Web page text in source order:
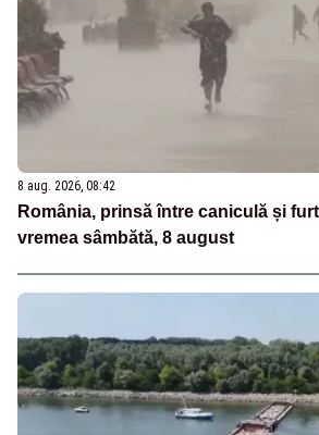
8 aug. 2026, 08:42
România, prinsă între caniculă și
vremea sâmbătă, 8 august